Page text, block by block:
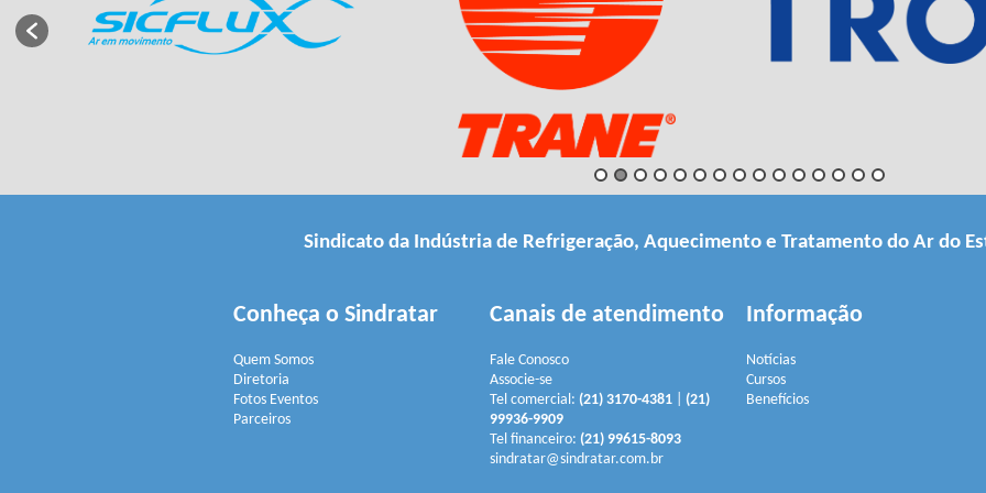
Sindicato da Indústria de Refrigeração, Aquecimento e Tratamento do Ar do
Conheça o Sindratar
Quem Somos
Diretoria
Fotos Eventos
Parceiros
Canais de atendimento
Fale Conosco
Associe-se
Tel comercial: (21) 3170-4381
(21)
99936-9909
Tel financeiro: (21) 99615-8093
sindratar@sindratar.com.br
Informação
Notícias
Cursos
Benefícios